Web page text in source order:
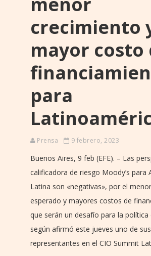
crecimiento
mayor costo
para
Prensa 9 febrero, 2023
Buenos Aires, 9 feb (EFE). – Las
calificadora de riesgo Moody’s para
Latina son «negativas», por el
esperado y mayores costos de
que serán un desafío para la
según afirmó este jueves uno de sus
representantes en el CIO Summit